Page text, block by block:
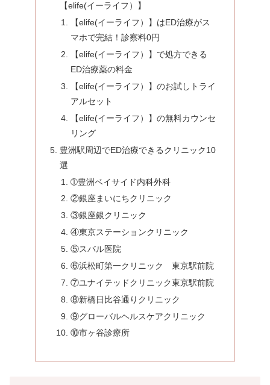
【elife(イーライフ）】
【elife(イーライフ）】はED治療がス
マホで完結！診察料0円
【elife(イーライフ）】で処方できる
ED治療薬の料金
【elife(イーライフ）】のお試しトライ
アルセット
【elife(イーライフ）】の無料カウンセ
リング
豊洲駅周辺でED治療できるクリニック10
選
➀豊洲ベイサイド内科外科
②銀座まいにちクリニック
③銀座銀クリニック
④東京ステーションクリニック
⑤スバル医院
⑥浜松町第一クリニック 東京駅前院
⑦ユナイテッドクリニック東京駅前院
⑧新橋日比谷通りクリニック
⑨グローバルヘルスケアクリニック
⑩市ヶ谷診療所